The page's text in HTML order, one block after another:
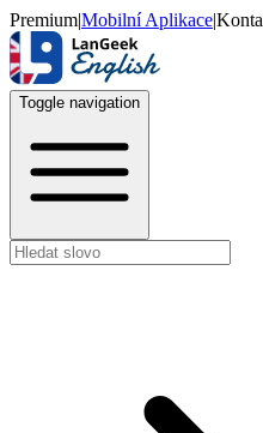
Premium|Mobilní Aplikace|
Toggle navigation